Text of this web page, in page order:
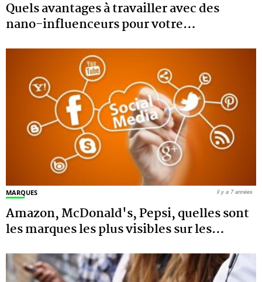
Quels avantages à travailler avec des
nano-influenceurs pour votre…
MARQUES
Amazon, McDonald's, Pepsi, quelles sont
les marques les plus visibles sur les…
il y a 7 années